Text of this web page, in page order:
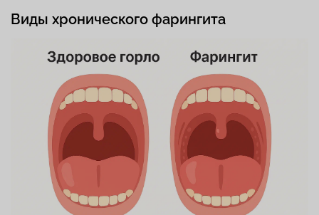
Виды хронического фарингита